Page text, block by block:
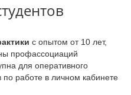
с опытом от 10 лет,
профассоциаций
для оперативного
по работе в личном кабинете